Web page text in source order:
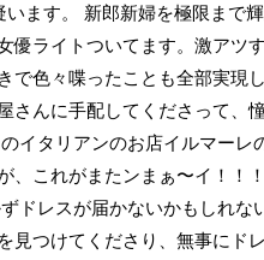
ます。 新郎新婦を極限まで
優ライトついてます。激アツ
で色々喋ったことも全部実現
さんに手配してくださって、
イタリアンのお店イルマーレ
、これがまたンまぁ〜イ！！
ドレスが届かないかもしれな
見つけてくださり、無事にド